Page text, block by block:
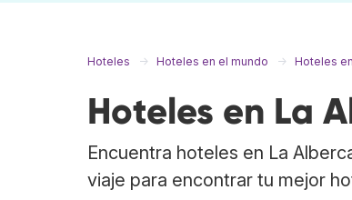
Hoteles Hoteles en el mundo Hoteles
Hoteles en La
Encuentra hoteles en La
viaje para encontrar tu mejor